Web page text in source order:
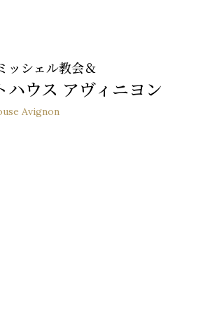
お客様からご提供いただ
いたしません。
（１）業務委託先などに
ッシェル教会＆
ハウス アヴィニヨン
Avignon